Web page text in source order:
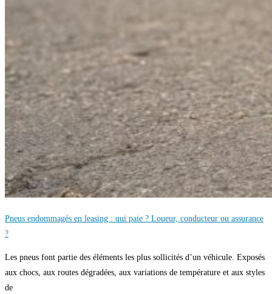
Pneus endommagés en leasing : qui paie ? Loueur, conducteur ou assurance
?
Les pneus font partie des éléments les plus sollicités d’un véhicule. Exposés
aux chocs, aux routes dégradées, aux variations de température et aux styles
de